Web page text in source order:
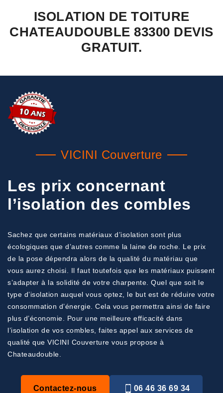
ISOLATION DE TOITURE
CHATEAUDOUBLE 83300 DEVIS
GRATUIT.
VICINI Couverture
Les prix concernant
l’isolation des combles
Sachez que certains matériaux d’isolation sont plus
écologiques que d’autres comme la laine de roche. Le prix
de la pose dépendra alors de la qualité du matériau que
vous aurez choisi. Il faut toutefois que les matériaux puissent
s’adapter à la solidité de votre charpente. Quel que soit le
type d’isolation auquel vous optez, le but est de réduire votre
consommation d’énergie. Cela vous permettra ainsi de faire
plus d’économie. Pour une meilleure efficacité dans
l’isolation de vos combles, faites appel aux services de
qualité que VICINI Couverture vous propose à
Chateaudouble.
Contactez-nous 06 46 36 69 34